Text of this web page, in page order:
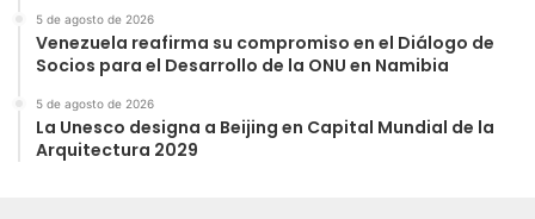
5 de agosto de 2026
Venezuela reafirma su compromiso en el Diálogo de
Socios para el Desarrollo de la ONU en Namibia
5 de agosto de 2026
La Unesco designa a Beijing en Capital Mundial de la
Arquitectura 2029